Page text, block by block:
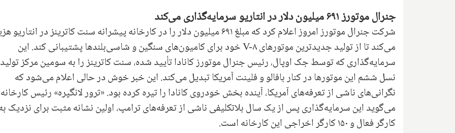
جنرال موتورز ۶۹۱ میلیون دلار در انتاریو سرمایه‌گذاری می‌کند
شرکت جنرال موتورز امروز اعلام کرد که مبلغ ۶۹۱ میلیون دلار را در کارخانه پیشرانه سنت کاترینز در انتاریو
می‌کند تا از تولید جدیدترین موتورهای V-۸ خود برای کامیون‌های سنگین و شاسی‌بلندها پشتیبانی کند. این
سرمایه‌گذاری که توسط جک اوپال، رئیس جنرال موتورز کانادا تأیید شده، سنت کاترینز را به سومین مرکز تولید
نسل ششم این موتورها در کنار بافالو و فلینت آمریکا تبدیل می‌کند. این خبر خوش در حالی اعلام می‌شود که
نگرانی‌های ناشی از تعرفه‌های آمریکا، آینده بخش خودروی کانادا را تیره کرده بود. «ترور لانگپره» رئیس کارخانه
کارگر فعال و ۱۵۰ کارگر اخراجی این کارخانه است.